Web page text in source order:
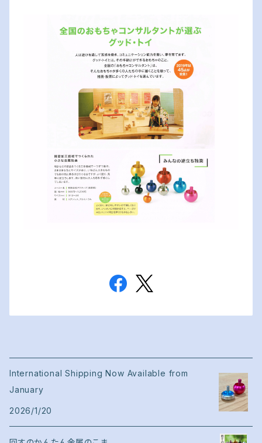
International Shipping Now Available from
January
2026/1/20